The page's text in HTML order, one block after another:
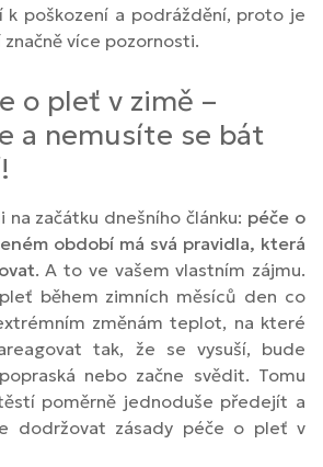
k poškození a podráždění, proto je
více pozornosti.
o pleť v zimě –
a nemusíte se bát
na začátku dnešního článku: péče o
období má svá pravidla, která
. A to ve vašem vlastním zájmu.
během zimních měsíců den co
změnám teplot, na které
tak, že se vysuší, bude
nebo začne svědit. Tomu
poměrně jednoduše předejít a
dodržovat zásady péče o pleť v